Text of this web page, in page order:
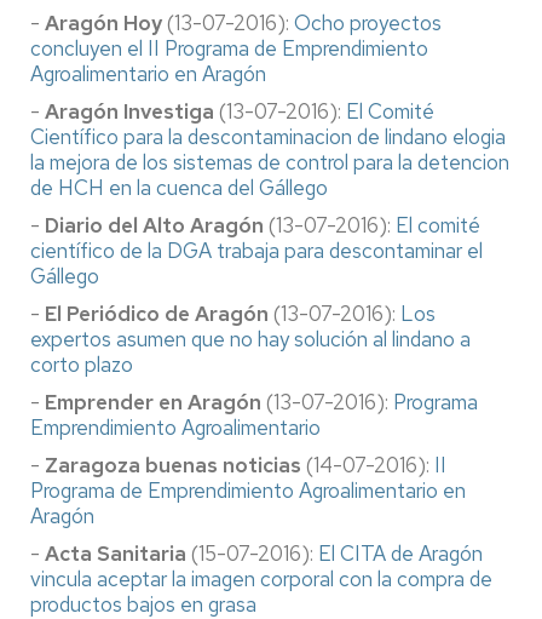
- Aragón Hoy(13-07-2016): Ocho proyectos
concluyen el II Programa de Emprendimiento
Agroalimentario en Aragón
- Aragón Investiga (13-07-2016): El Comité
Científico para la descontaminacion de lindano elogia
la mejora de los sistemas de control para la detencion
de HCH en la cuenca del Gállego
- Diario del Alto Aragón (13-07-2016): El comité
científico de la DGA trabaja para descontaminar el
Gállego
- El Periódico de Aragón (13-07-2016): Los
expertos asumen que no hay solución al lindano a
corto plazo
- Emprender en Aragón (13-07-2016): Programa
Emprendimiento Agroalimentario
- Zaragoza buenas noticias (14-07-2016): II
Programa de Emprendimiento Agroalimentario en
Aragón
- Acta Sanitaria (15-07-2016): El CITA de Aragón
vincula aceptar la imagen corporal con la compra de
productos bajos en grasa